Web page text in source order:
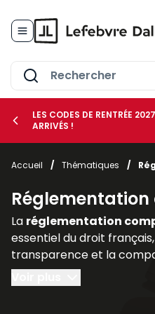
le sous-menu Vos métiers
le sous-menu Vos besoins
LES CODES DE RENTRÉE
ARRIVÉS !
Accueil / Thématiques /
La réglementation
essentiel du droit
transparence et la
financières produites par
encadre la manière dont